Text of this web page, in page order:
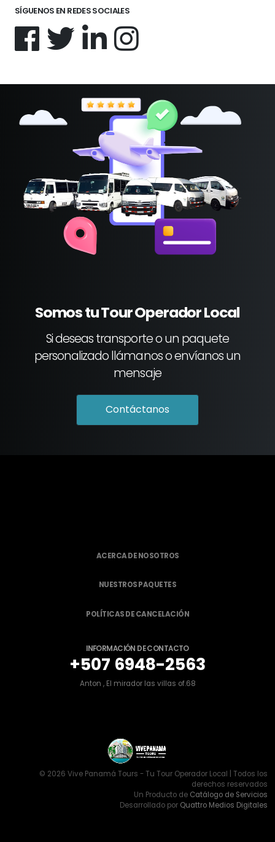
SÍGUENOS EN REDES SOCIALES
Somos tu Tour Operador Local
Si deseas transporte o un paquete
personalizado llámanos o envíanos un
mensaje
Contáctanos
ACERCA DE NOSOTROS
NUESTROS PAQUETES
POLÍTICAS DE CANCELACIÓN
INFORMACIÓN DE CONTACTO
+507 6948-2563
Anton , El mirador las villas of.68
© 2026 Vive Panamá Tours - Tu Tour Operador Local | Todos los
derechos reservados
Un Producto de Catálogo de Servicios
Desarrollado por Quattro Medios Digitales